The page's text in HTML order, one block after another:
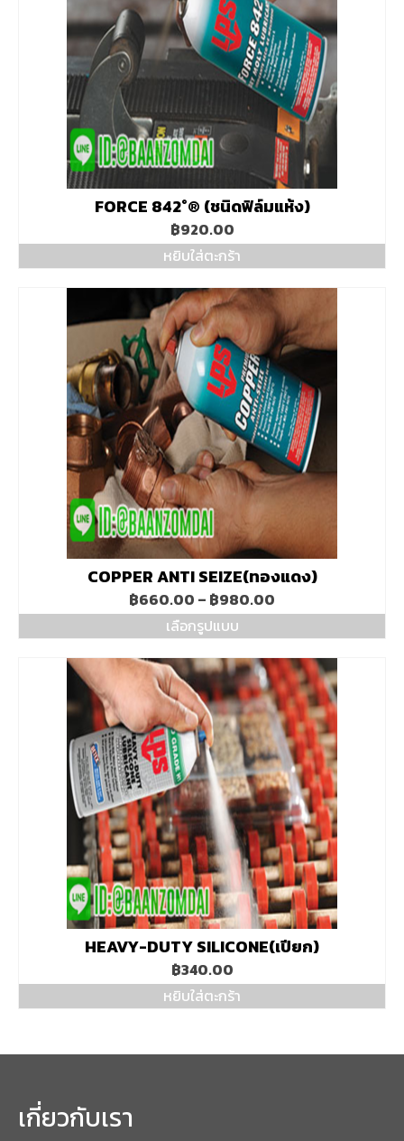
FORCE 842°® (ชนิดฟิล์มแห้ง)
฿920.00
หยิบใส่ตะกร้า
COPPER ANTI SEIZE(ทองแดง)
฿660.00 – ฿980.00
range:
฿660.00
฿980.00
เลือกรูปแบบ
product
has
multiple
variants.
The
options
may
be
chosen
on
the
product
page
HEAVY-DUTY SILICONE(เปียก)
฿340.00
หยิบใส่ตะกร้า
เกี่ยวกับเรา